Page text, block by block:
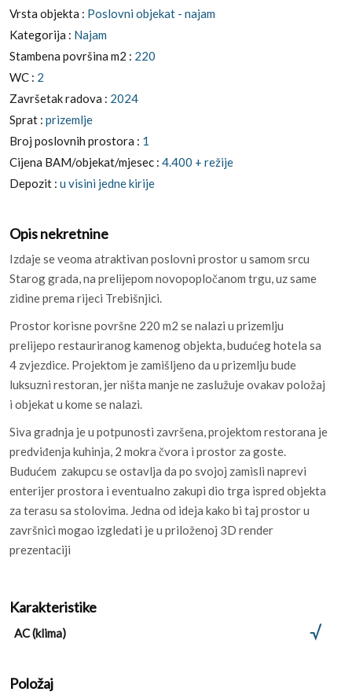
Vrsta objekta : Poslovni objekat - najam
Kategorija : Najam
Stambena površina m2 : 220
WC : 2
Završetak radova : 2024
Sprat : prizemlje
Broj poslovnih prostora : 1
Cijena BAM/objekat/mjesec : 4.400 + režije
Depozit : u visini jedne kirije
Opis nekretnine
Izdaje se veoma atraktivan poslovni prostor u samom srcu
Starog grada, na prelijepom novopopločanom trgu, uz same
zidine prema rijeci Trebišnjici.
Prostor korisne površne 220 m2 se nalazi u prizemlju
prelijepo restauriranog kamenog objekta, budućeg hotela sa
4 zvjezdice. Projektom je zamišljeno da u prizemlju bude
luksuzni restoran, jer ništa manje ne zaslužuje ovakav položaj
i objekat u kome se nalazi.
Siva gradnja je u potpunosti završena, projektom restorana je
predviđenja kuhinja, 2 mokra čvora i prostor za goste.
Budućem zakupcu se ostavlja da po svojoj zamisli naprevi
enterijer prostora i eventualno zakupi dio trga ispred objekta
za terasu sa stolovima. Jedna od ideja kako bi taj prostor u
završnici mogao izgledati je u priloženoj 3D render
prezentaciji
Karakteristike
AC (klima)
Položaj